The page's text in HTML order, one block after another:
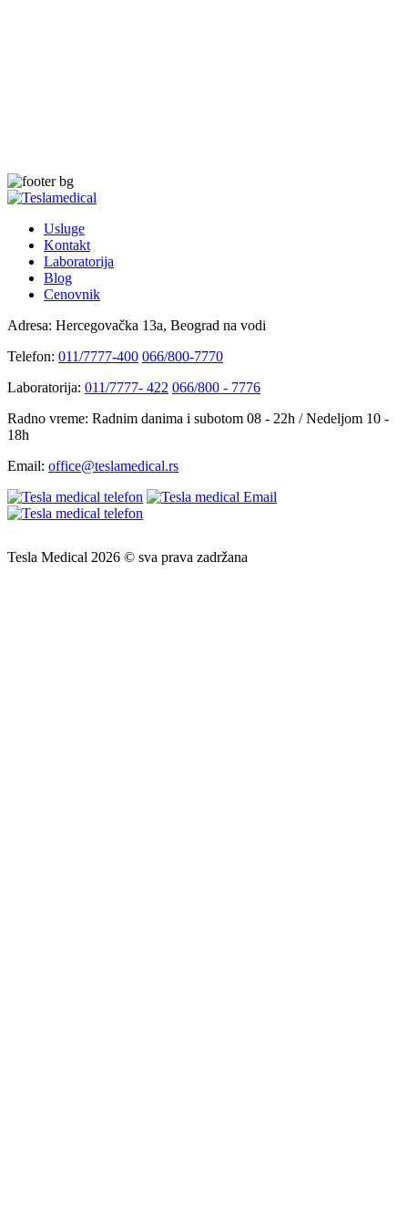
Usluge
Kontakt
Laboratorija
Blog
Cenovnik
Adresa: Hercegovačka 13a, Beograd na vodi
Telefon: 011/7777-400 066/800-7770
Laboratorija: 011/7777- 422 066/800 - 7776
Radno vreme: Radnim danima i subotom 08 - 22h / Nedeljom 10 -
18h
Email: office@teslamedical.rs
Tesla Medical 2026 © sva prava zadržana